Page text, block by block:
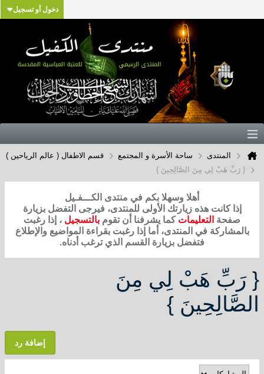
دخول أو تسجيل
المنتدى ساحة الأسرة و المجتمع
قسم الاطفال ( عالم الرياحين )
{ رَبِّ هَبْ لِي مِنَ الصَّالِحِينَ }
أهلا وسهلا بكم في منتدى الكـــفـيل
إذا كانت هذه زيارتك الأولى للمنتدى، فيرجى التفضل بزيارة
صفحة التعليمات كما يشرفنا أن تقوم بالتسجيل ، إذا رغبت
بالمشاركة في المنتدى، أما إذا رغبت بقراءة المواضيع والإطلاع
فتفضل بزيارة القسم الذي ترغب أدناه.
{ رَبِّ هَبْ لِي مِنَ
الصَّالِحِينَ }
إضافة رد